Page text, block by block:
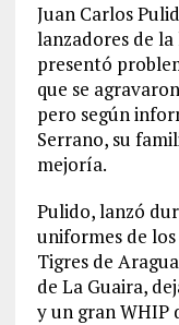
Juan Carlos
lanzadores de
presentó
que se
pero según
Serrano, su
mejoría.
Pulido, lanzó
uniformes de
Tigres de
de La Guaira,
y un gran WHIP